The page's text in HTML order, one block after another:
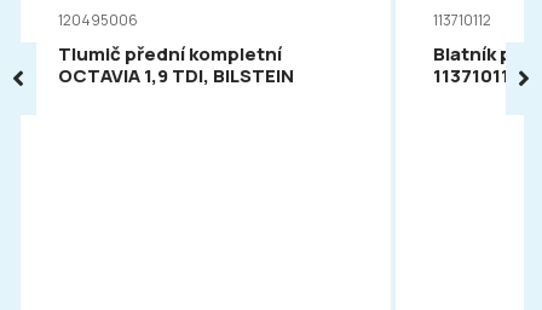
120495006
Tlumič přední kompletní
OCTAVIA 1,9 TDI, BILSTEIN
113710112
Blatník
113710112